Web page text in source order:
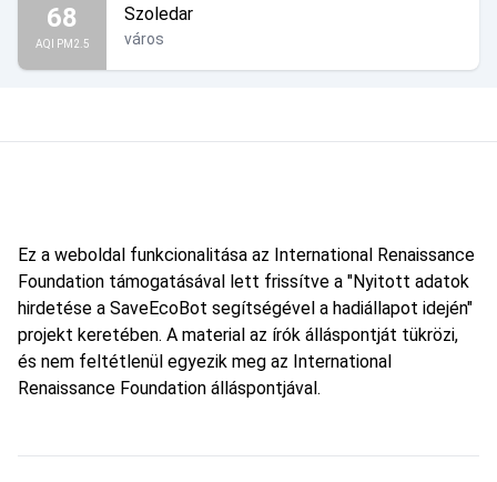
68
AQI PM2.5
Szoledar
város
Ez a weboldal funkcionalitása az International Renaissance
Foundation támogatásával lett frissítve a "Nyitott adatok
hirdetése a SaveEcoBot segítségével a hadiállapot idején"
projekt keretében. A material az írók álláspontját tükrözi,
és nem feltétlenül egyezik meg az International
Renaissance Foundation álláspontjával.